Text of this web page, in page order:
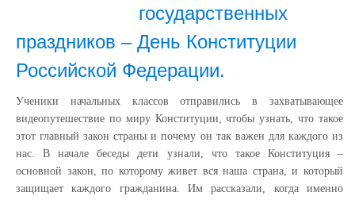
государственных
праздников – День Конституции
Российской Федерации.
Ученики начальных классов отправились в захватывающее
видеопутешествие по миру Конституции, чтобы узнать, что такое
этот главный закон страны и почему он так важен для каждого из
нас. В начале беседы дети узнали, что такое Конституция –
основной закон, по которому живет вся наша страна, и который
защищает каждого гражданина. Им рассказали, когда именно